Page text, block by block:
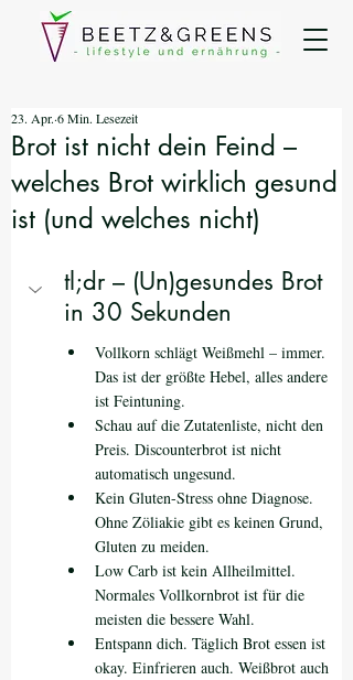
Brot ist nicht dein Feind –
welches Brot wirklich gesund
ist (und welches nicht)
23. Apr. 6 Min. Lesezeit
tl;dr – (Un)gesundes Brot
in 30 Sekunden
Vollkorn schlägt Weißmehl – immer.
Das ist der größte Hebel, alles andere
ist Feintuning.
Schau auf die Zutatenliste, nicht den
Preis. Discounterbrot ist nicht
automatisch ungesund.
Kein Gluten-Stress ohne Diagnose.
Ohne Zöliakie gibt es keinen Grund,
Gluten zu meiden.
Low Carb ist kein Allheilmittel.
Normales Vollkornbrot ist für die
meisten die bessere Wahl.
Entspann dich. Täglich Brot essen ist
okay. Einfrieren auch. Weißbrot auch